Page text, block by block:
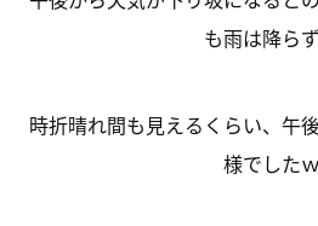
も雨は降ら
時折晴れ間も見えるくらい、午
様でしたｗ